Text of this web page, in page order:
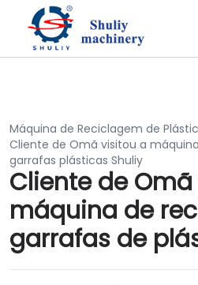
Máquina de Reciclagem de
Cliente de Omã visitou a
garrafas plásticas Shuliy
Cliente de
máquina de
garrafas de